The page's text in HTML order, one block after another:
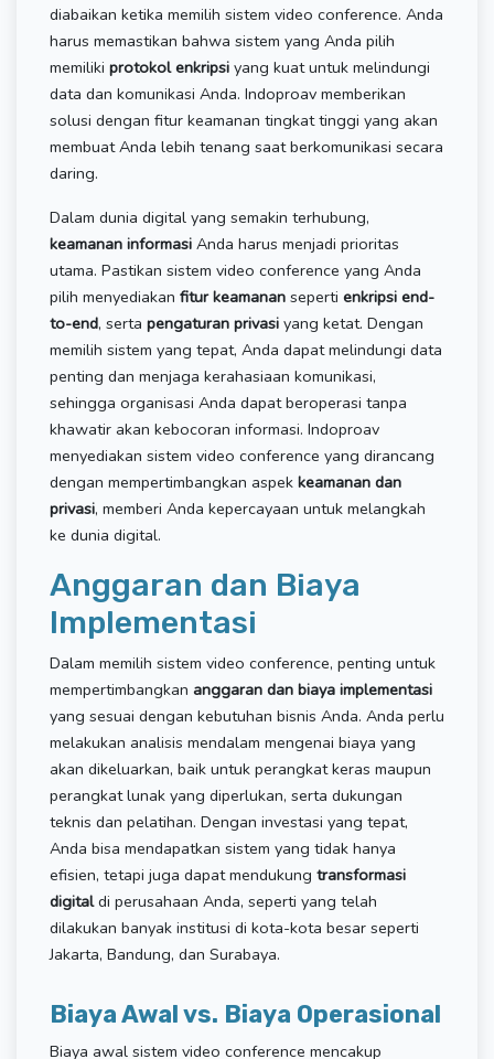
diabaikan ketika memilih sistem video conference. Anda
harus memastikan bahwa sistem yang Anda pilih
memiliki protokol enkripsi yang kuat untuk melindungi
data dan komunikasi Anda. Indoproav memberikan
solusi dengan fitur keamanan tingkat tinggi yang akan
membuat Anda lebih tenang saat berkomunikasi secara
daring.
Dalam dunia digital yang semakin terhubung,
keamanan informasi Anda harus menjadi prioritas
utama. Pastikan sistem video conference yang Anda
pilih menyediakan fitur keamanan seperti enkripsi end-
to-end, serta pengaturan privasi yang ketat. Dengan
memilih sistem yang tepat, Anda dapat melindungi data
penting dan menjaga kerahasiaan komunikasi,
sehingga organisasi Anda dapat beroperasi tanpa
khawatir akan kebocoran informasi. Indoproav
menyediakan sistem video conference yang dirancang
dengan mempertimbangkan aspek keamanan dan
privasi, memberi Anda kepercayaan untuk melangkah
ke dunia digital.
Anggaran dan Biaya
Implementasi
Dalam memilih sistem video conference, penting untuk
mempertimbangkan anggaran dan biaya implementasi
yang sesuai dengan kebutuhan bisnis Anda. Anda perlu
melakukan analisis mendalam mengenai biaya yang
akan dikeluarkan, baik untuk perangkat keras maupun
perangkat lunak yang diperlukan, serta dukungan
teknis dan pelatihan. Dengan investasi yang tepat,
Anda bisa mendapatkan sistem yang tidak hanya
efisien, tetapi juga dapat mendukung transformasi
digitaldi perusahaan Anda, seperti yang telah
dilakukan banyak institusi di kota-kota besar seperti
Jakarta, Bandung, dan Surabaya.
Biaya Awal vs. Biaya Operasional
Biaya awal sistem video conference mencakup